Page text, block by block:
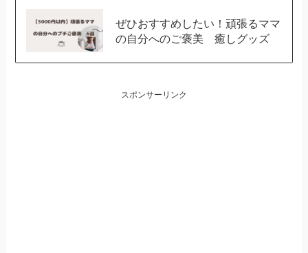
ぜひおすすめしたい！頑張るママ
の自分へのご褒美 癒しグッズ
スポンサーリンク